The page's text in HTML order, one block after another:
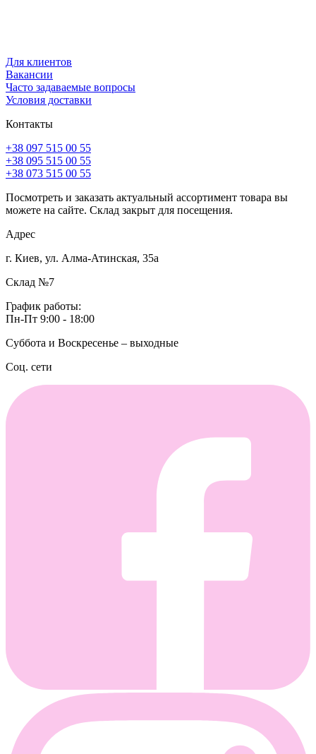
Для клиентов
Вакансии
Часто задаваемые вопросы
Условия доставки
Контакты
+38 097 515 00 55
+38 095 515 00 55
+38 073 515 00 55
Посмотреть и заказать актуальный ассортимент товара вы
можете на сайте. Склад закрыт для посещения.
Адрес
г. Киев, ул. Алма-Атинская, 35а
Склад №7
График работы:
Пн-Пт 9:00 - 18:00
Суббота и Воскресенье – выходные
Соц. сети